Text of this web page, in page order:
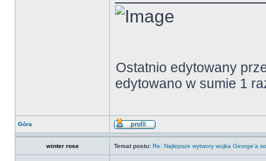
Ostatnio edytowany
edytowano w sumie 1
Góra
winter rose Temat postu: Re: Najlepsze wytwory wujka George'a